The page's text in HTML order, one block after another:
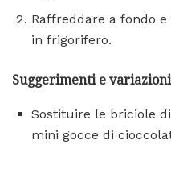
Raffreddare a fondo
in frigorifero.
Suggerimenti e variazioni
Sostituire le briciole
mini gocce di